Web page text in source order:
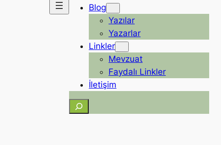
Blog
Yazılar
Yazarlar
Linkler
Mevzuat
Faydalı Linkler
İletişim
Ara